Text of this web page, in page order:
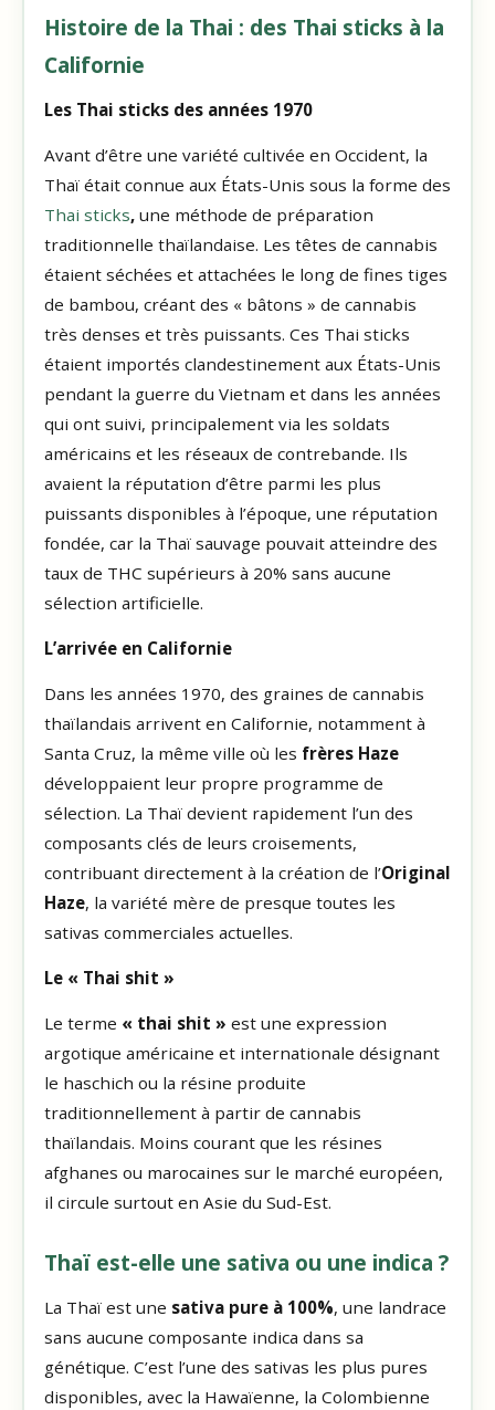
Histoire de la Thai : des Thai sticks à la
Californie
Les Thai sticks des années 1970
Avant d’être une variété cultivée en Occident, la
Thaï était connue aux États-Unis sous la forme des
Thai sticks,une méthode de préparation
traditionnelle thaïlandaise. Les têtes de cannabis
étaient séchées et attachées le long de fines tiges
de bambou, créant des « bâtons » de cannabis
très denses et très puissants. Ces Thai sticks
étaient importés clandestinement aux États-Unis
pendant la guerre du Vietnam et dans les années
qui ont suivi, principalement via les soldats
américains et les réseaux de contrebande. Ils
avaient la réputation d’être parmi les plus
puissants disponibles à l’époque, une réputation
fondée, car la Thaï sauvage pouvait atteindre des
taux de THC supérieurs à 20% sans aucune
sélection artificielle.
L’arrivée en Californie
Dans les années 1970, des graines de cannabis
thaïlandais arrivent en Californie, notamment à
Santa Cruz, la même ville où les frères Haze
développaient leur propre programme de
sélection. La Thaï devient rapidement l’un des
composants clés de leurs croisements,
contribuant directement à la création de l’Original
Haze, la variété mère de presque toutes les
sativas commerciales actuelles.
Le « Thai shit »
Le terme « thai shit » est une expression
argotique américaine et internationale désignant
le haschich ou la résine produite
traditionnellement à partir de cannabis
thaïlandais. Moins courant que les résines
afghanes ou marocaines sur le marché européen,
il circule surtout en Asie du Sud-Est.
Thaï est-elle une sativa ou une indica ?
La Thaï est une sativa pure à 100%, une landrace
sans aucune composante indica dans sa
génétique. C’est l’une des sativas les plus pures
disponibles, avec la Hawaïenne, la Colombienne